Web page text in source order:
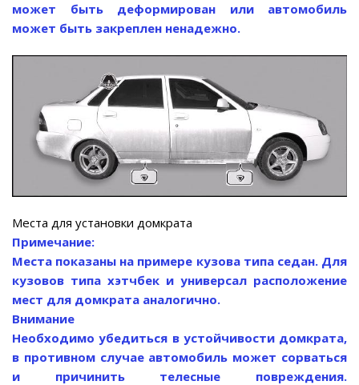
может быть деформирован или автомобиль
может быть закреплен ненадежно.
Места для установки домкрата
Примечание:
Места показаны на примере кузова типа седан. Для
кузовов типа хэтчбек и универсал расположение
мест для домкрата аналогично.
Внимание
Необходимо убедиться в устойчивости домкрата,
в противном случае автомобиль может сорваться
и причинить телесные повреждения.